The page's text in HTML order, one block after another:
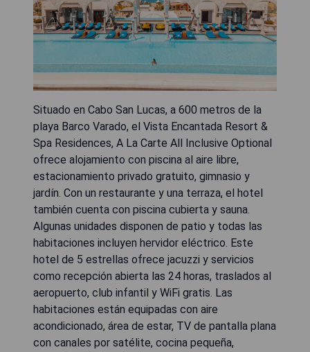
Situado en Cabo San Lucas, a 600 metros de la
playa Barco Varado, el Vista Encantada Resort &
Spa Residences, A La Carte All Inclusive Optional
ofrece alojamiento con piscina al aire libre,
estacionamiento privado gratuito, gimnasio y
jardín. Con un restaurante y una terraza, el hotel
también cuenta con piscina cubierta y sauna.
Algunas unidades disponen de patio y todas las
habitaciones incluyen hervidor eléctrico. Este
hotel de 5 estrellas ofrece jacuzzi y servicios
como recepción abierta las 24 horas, traslados al
aeropuerto, club infantil y WiFi gratis. Las
habitaciones están equipadas con aire
acondicionado, área de estar, TV de pantalla plana
con canales por satélite, cocina pequeña,